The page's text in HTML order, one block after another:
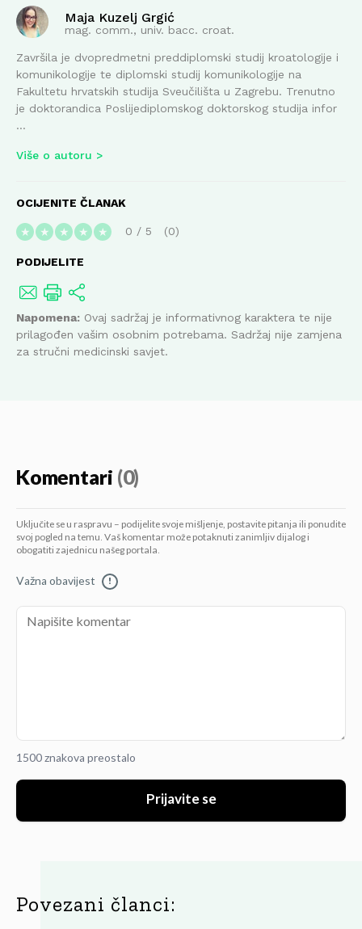
Maja Kuzelj Grgić
mag. comm., univ. bacc. croat.
Završila je dvopredmetni preddiplomski studij kroatologije i
komunikologije te diplomski studij komunikologije na
Fakultetu hrvatskih studija Sveučilišta u Zagrebu. Trenutno
je doktorandica Poslijediplomskog doktorskog studija infor
...
Više o autoru
OCIJENITE ČLANAK
★ ★ ★ ★ ★ 0 / 5 0
PODIJELITE
Napomena: Ovaj sadržaj je informativnog karaktera te nije
prilagođen vašim osobnim potrebama. Sadržaj nije zamjena
za stručni medicinski savjet.
Komentari (0)
Uključite se u raspravu – podijelite svoje mišljenje, postavite pitanja ili ponudite
svoj pogled na temu. Vaš komentar može potaknuti zanimljiv dijalog i
obogatiti zajednicu našeg portala.
Važna obavijest !
1500 znakova preostalo
Prijavite se
Povezani članci: